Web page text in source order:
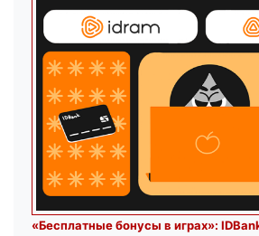
«Бесплатные бонусы в играх»: